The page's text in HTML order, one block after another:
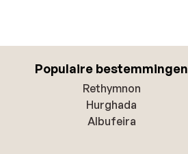
Populaire bestemmingen
Rethymnon
Hurghada
Albufeira